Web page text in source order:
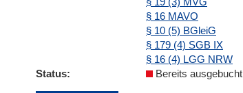
§ 16 MAVO
§ 10 (5) BGleiG
§ 179 (4) SGB IX
§ 16 (4) LGG NRW
Status
Bereits ausgebucht